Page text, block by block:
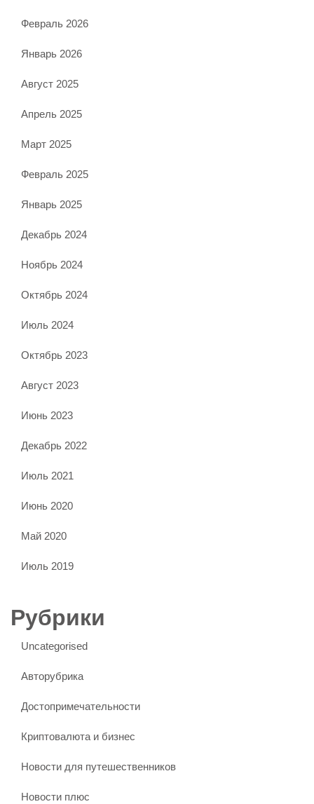
Февраль 2026
Январь 2026
Август 2025
Апрель 2025
Март 2025
Февраль 2025
Январь 2025
Декабрь 2024
Ноябрь 2024
Октябрь 2024
Июль 2024
Октябрь 2023
Август 2023
Июнь 2023
Декабрь 2022
Июль 2021
Июнь 2020
Май 2020
Июль 2019
Рубрики
Uncategorised
Авторубрика
Достопримечательности
Криптовалюта и бизнес
Новости для путешественников
Новости плюс